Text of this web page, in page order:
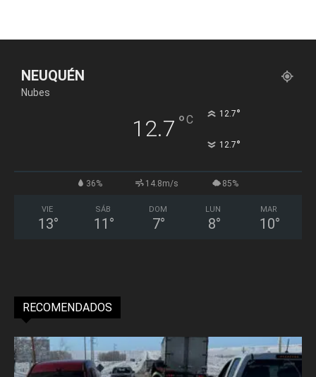
NEUQUÉN
Nubes
12.7 °C 12.7°
12.7°
36% 14.8m/s 85%
VIE
13°
SÁB
11 °
DOM
7°
LUN
8°
MAR
10°
RECOMENDADOS